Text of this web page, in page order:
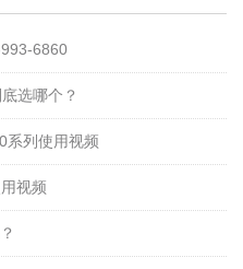
6860
选哪个？
系列使用视频
视频